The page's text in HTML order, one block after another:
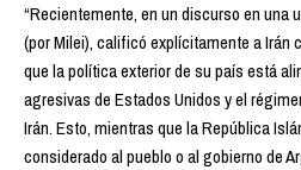
“Recientemente, en un discurso en una
(por Milei), calificó explícitamente a Irán
que la política exterior de su país está
agresivas de Estados Unidos y el
Irán. Esto, mientras que la República
considerado al pueblo o al gobierno de